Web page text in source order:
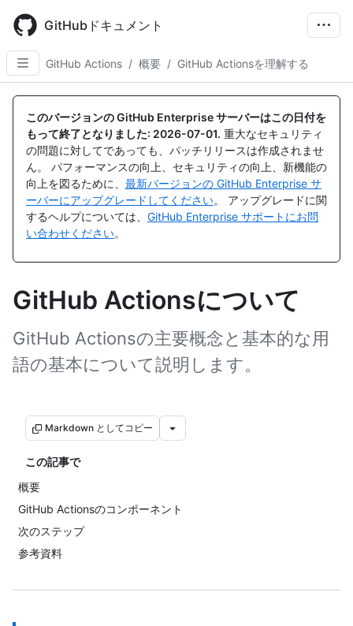
main
content
GitHubドキュメント
GitHub Actions / 概要 / GitHub Actionsを理解する
このバージョンの GitHub Enterprise サーバーはこの日付を
もって終了となりました: 2026-07-01. 重大なセキュリティ
の問題に対してであっても、パッチリリースは作成されませ
ん。 パフォーマンスの向上、セキュリティの向上、新機能の
向上を図るために、 最新バージョンの GitHub Enterprise サ
ーバーにアップグレードしてください。 アップグレードに関
するヘルプについては、 GitHub Enterprise サポートにお問
い合わせください。
GitHub Actionsについて
GitHub Actionsの主要概念と基本的な用
語の基本について説明します。
Markdown としてコピー
この記事で
概要
GitHub Actionsのコンポーネント
次のステップ
参考資料